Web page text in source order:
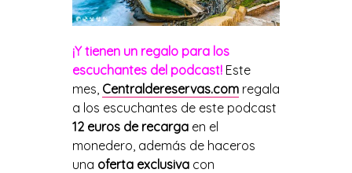
¡Y tienen un regalo para los
escuchantes del podcast! Este
mes, Centraldereservas.comregala
a los escuchantes de este podcast
12 euros de recargaen el
monedero, además de haceros
una oferta exclusivacon